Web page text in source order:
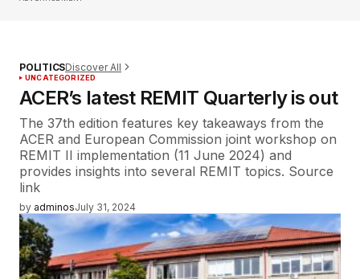
POLITICSDiscover All
UNCATEGORIZED
ACER’s latest REMIT Quarterly is out
The 37th edition features key takeaways from the
ACER and European Commission joint workshop on
REMIT II implementation (11 June 2024) and
provides insights into several REMIT topics. Source
link
by adminosJuly 31, 2024